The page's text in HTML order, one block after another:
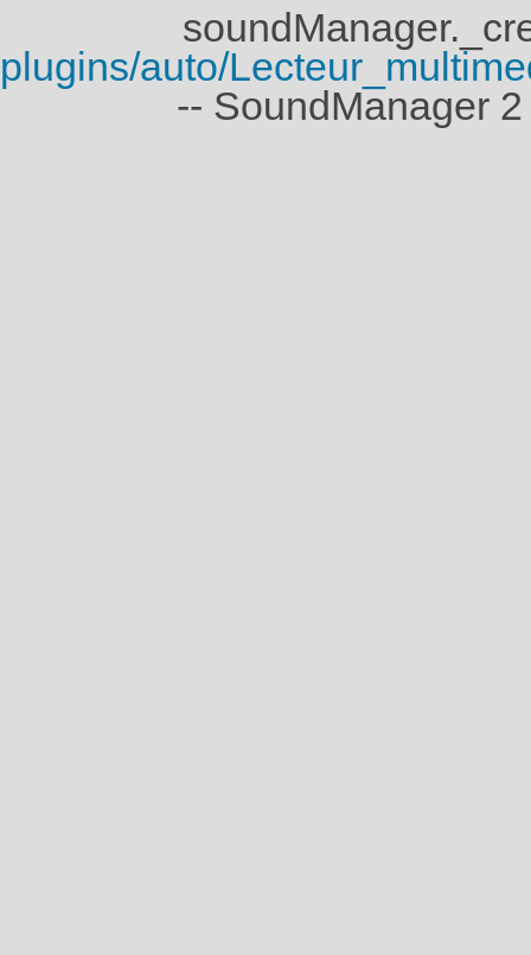
plugins/auto/
-- SoundManager